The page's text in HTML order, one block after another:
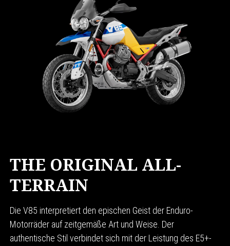
THE ORIGINAL ALL-
TERRAIN
Die V85 interpretiert den epischen Geist der Enduro-
Motorräder auf zeitgemäße Art und Weise. Der
authentische Stil verbindet sich mit der Leistung des E5+-